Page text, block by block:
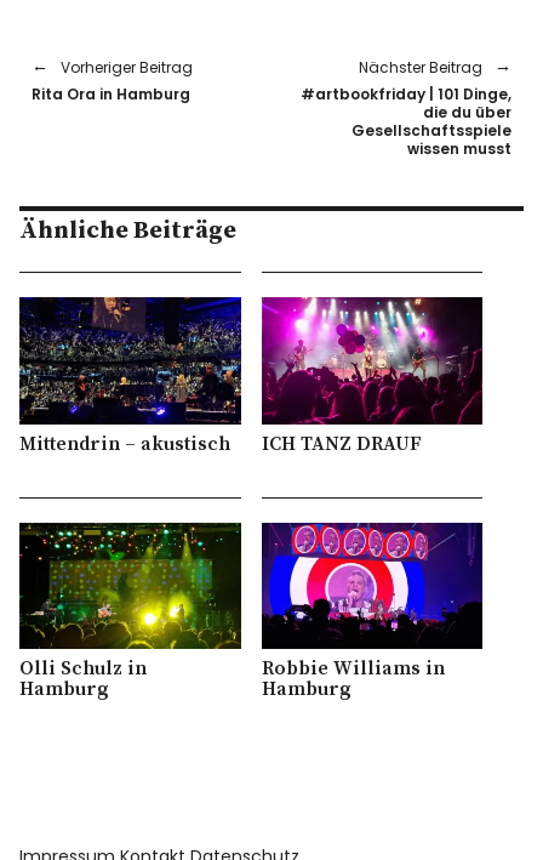
Vorheriger Beitrag
Rita Ora in Hamburg
Nächster Beitrag
#artbookfriday | 101 Dinge,
die du über
Gesellschaftsspiele
wissen musst
Ähnliche Beiträge
Mittendrin – akustisch ICH TANZ DRAUF
Olli Schulz in
Hamburg
Robbie Williams in
Hamburg